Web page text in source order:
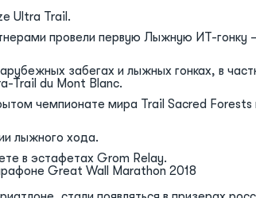
Ultra Trail.
провели первую Лыжную ИТ-гонку
забегах и лыжных гонках, в
Trail du Mont Blanc.
чемпионате мира Trail Sacred
лыжного хода.
в эстафетах Grom Relay.
Great Wall Marathon 2018